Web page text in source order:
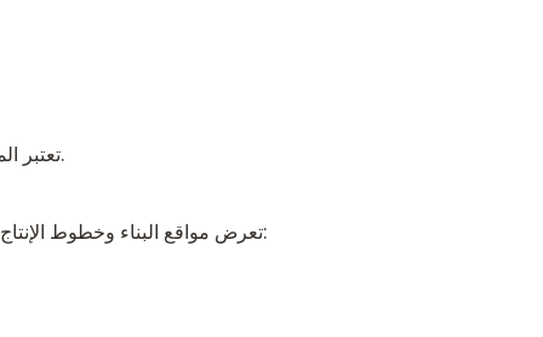
تعتبر المحركات المدمجة مفيدة بشكل خاص في بيئات البناء الضيقة حيث تكون المساحة محدودة ويجب إعادة وضع المعدات بشكل متكرر.
تعرض مواقع البناء وخطوط الإنتاج الخرسانية المعدات للاهتزاز المستمر والغبار والرطوبة وتغيرات درجة الحرارة. رداً على ذلك ، ميزة الهزازات الخارجية الحديثة الآن: